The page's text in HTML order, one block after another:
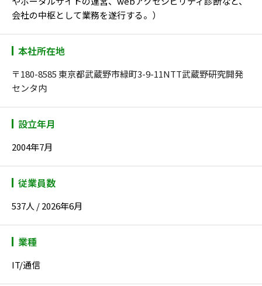
会社の中枢として業務を遂行する。）
本社所在地
〒180-8585 東京都武蔵野市緑町3-9-11NTT武蔵野研究開発
センタ内
設立年月
2004年7月
従業員数
537人 / 2026年6月
業種
IT/通信